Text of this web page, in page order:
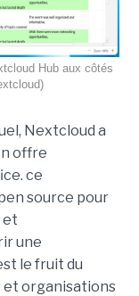
Hub aux côtés
Nextcloud a
offre
ce
source pour
et
une
le fruit du
et organisations